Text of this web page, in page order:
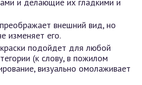
внешний вид, но
изменяет его.
подойдет для любой
(к слову, в пожилом
визуально омолаживает